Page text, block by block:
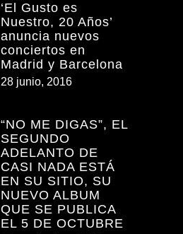
‘El Gusto es
Nuestro, 20 Años’
anuncia nuevos
conciertos en
Madrid y Barcelona
28 junio, 2016
“NO ME DIGAS”, EL
SEGUNDO
ADELANTO DE
CASI NADA ESTÁ
EN SU SITIO, SU
NUEVO ALBUM
QUE SE PUBLICA
EL 5 DE OCTUBRE